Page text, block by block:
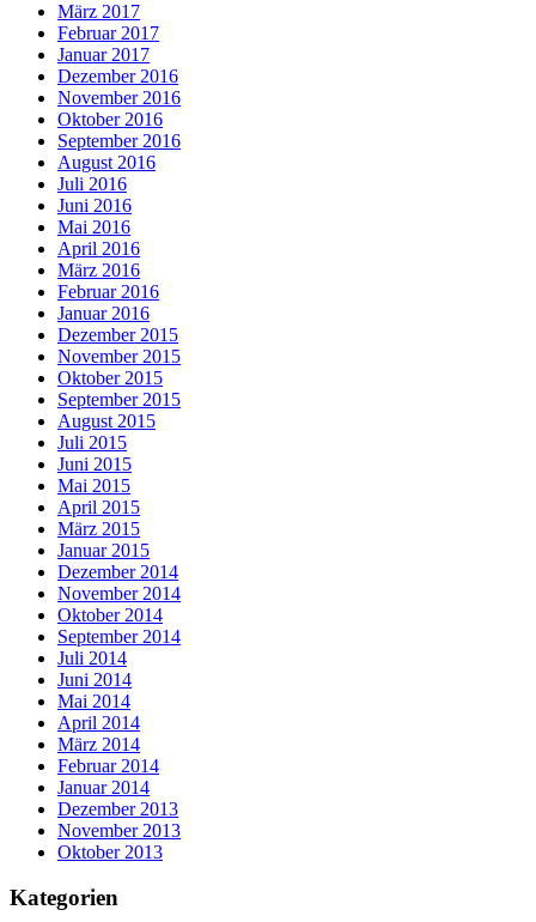
März 2017
Februar 2017
Januar 2017
Dezember 2016
November 2016
Oktober 2016
September 2016
August 2016
Juli 2016
Juni 2016
Mai 2016
April 2016
März 2016
Februar 2016
Januar 2016
Dezember 2015
November 2015
Oktober 2015
September 2015
August 2015
Juli 2015
Juni 2015
Mai 2015
April 2015
März 2015
Januar 2015
Dezember 2014
November 2014
Oktober 2014
September 2014
Juli 2014
Juni 2014
Mai 2014
April 2014
März 2014
Februar 2014
Januar 2014
Dezember 2013
November 2013
Oktober 2013
Kategorien